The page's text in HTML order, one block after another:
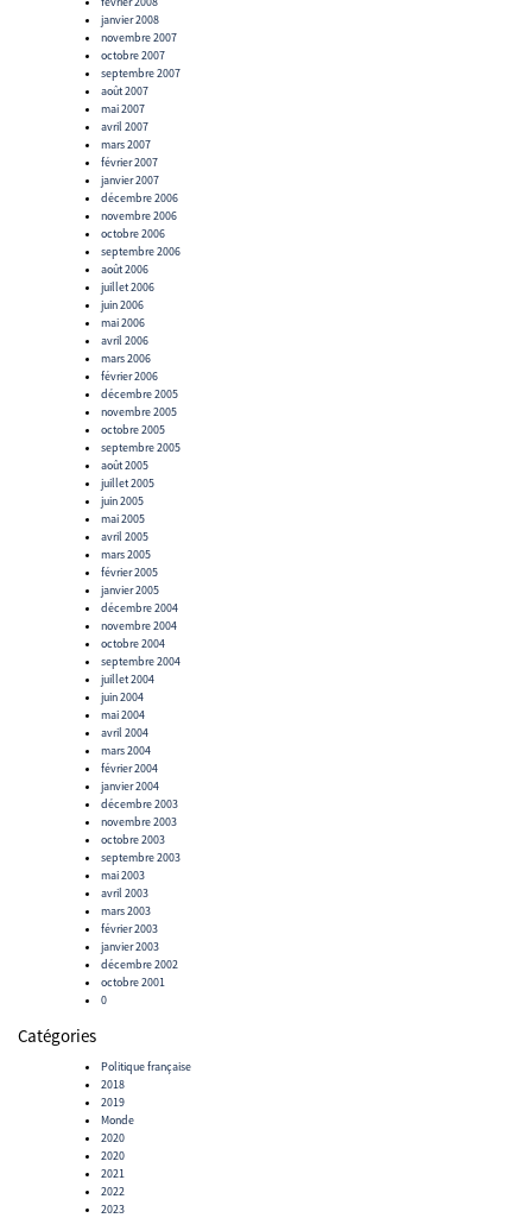
janvier 2008
novembre 2007
octobre 2007
septembre 2007
août 2007
mai 2007
avril 2007
mars 2007
février 2007
janvier 2007
décembre 2006
novembre 2006
octobre 2006
septembre 2006
août 2006
juillet 2006
juin 2006
mai 2006
avril 2006
mars 2006
février 2006
décembre 2005
novembre 2005
octobre 2005
septembre 2005
août 2005
juillet 2005
juin 2005
mai 2005
avril 2005
mars 2005
février 2005
janvier 2005
décembre 2004
novembre 2004
octobre 2004
septembre 2004
juillet 2004
juin 2004
mai 2004
avril 2004
mars 2004
février 2004
janvier 2004
décembre 2003
novembre 2003
octobre 2003
septembre 2003
mai 2003
avril 2003
mars 2003
février 2003
janvier 2003
décembre 2002
octobre 2001
0
Catégories
Politique française
2018
2019
Monde
2020
2020
2021
2022
2023